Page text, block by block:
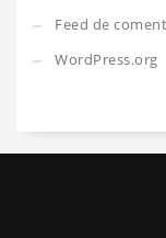
Feed de
WordPress.org